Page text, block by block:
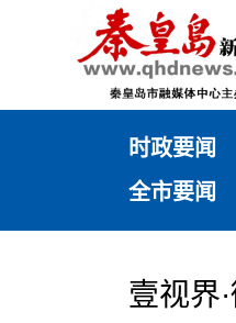
时政要闻
全市要闻
壹视界